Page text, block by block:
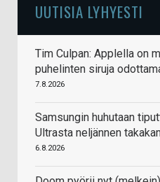
UUTISIA LYHYESTI
Tim Culpan: Applella on
puhelinten siruja
7.8.2026
Samsungin huhutaan
Ultrasta neljännen
6.8.2026